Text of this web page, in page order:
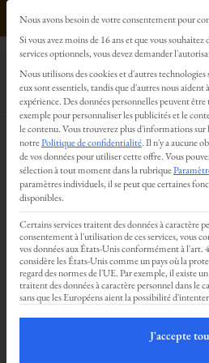
Soirée
pratique
et
de
tantrique
Préférences en matière
Nous avons besoin de votre consentement pour
Si vous avez moins de 16 ans et que vous
services optionnels, vous devez demander
Nous utilisons des cookies et d'autres
eux sont essentiels, tandis que d'autres nous
expérience.Des données personnelles peuvent
exemple pour personnaliser les publicités et le
le contenu.Vous trouverez plus d'informations sur
notrePolitique de confidentialité.Il n'y a aucune
de vos données pour utiliser cette offre.Vous
sélection à tout moment dans la rubrique
paramètres individuels, il se peut que certaines
disponibles.
Certains services traitent des données à caractère
consentement à l'utilisation de ces services, vous
vos données aux États-Unis conformément à
considère les États-Unis comme un pays où la
regard des normes de l'UE. Par exemple, il existe
traitent des données à caractère personnel dans le
sans que les Européens aient la possibilité
J'accepte